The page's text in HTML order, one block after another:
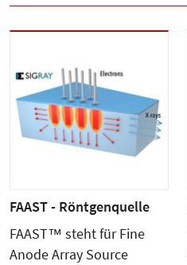
FAAST - Röntgenquelle
FAAST™ steht für Fine
Anode Array Source